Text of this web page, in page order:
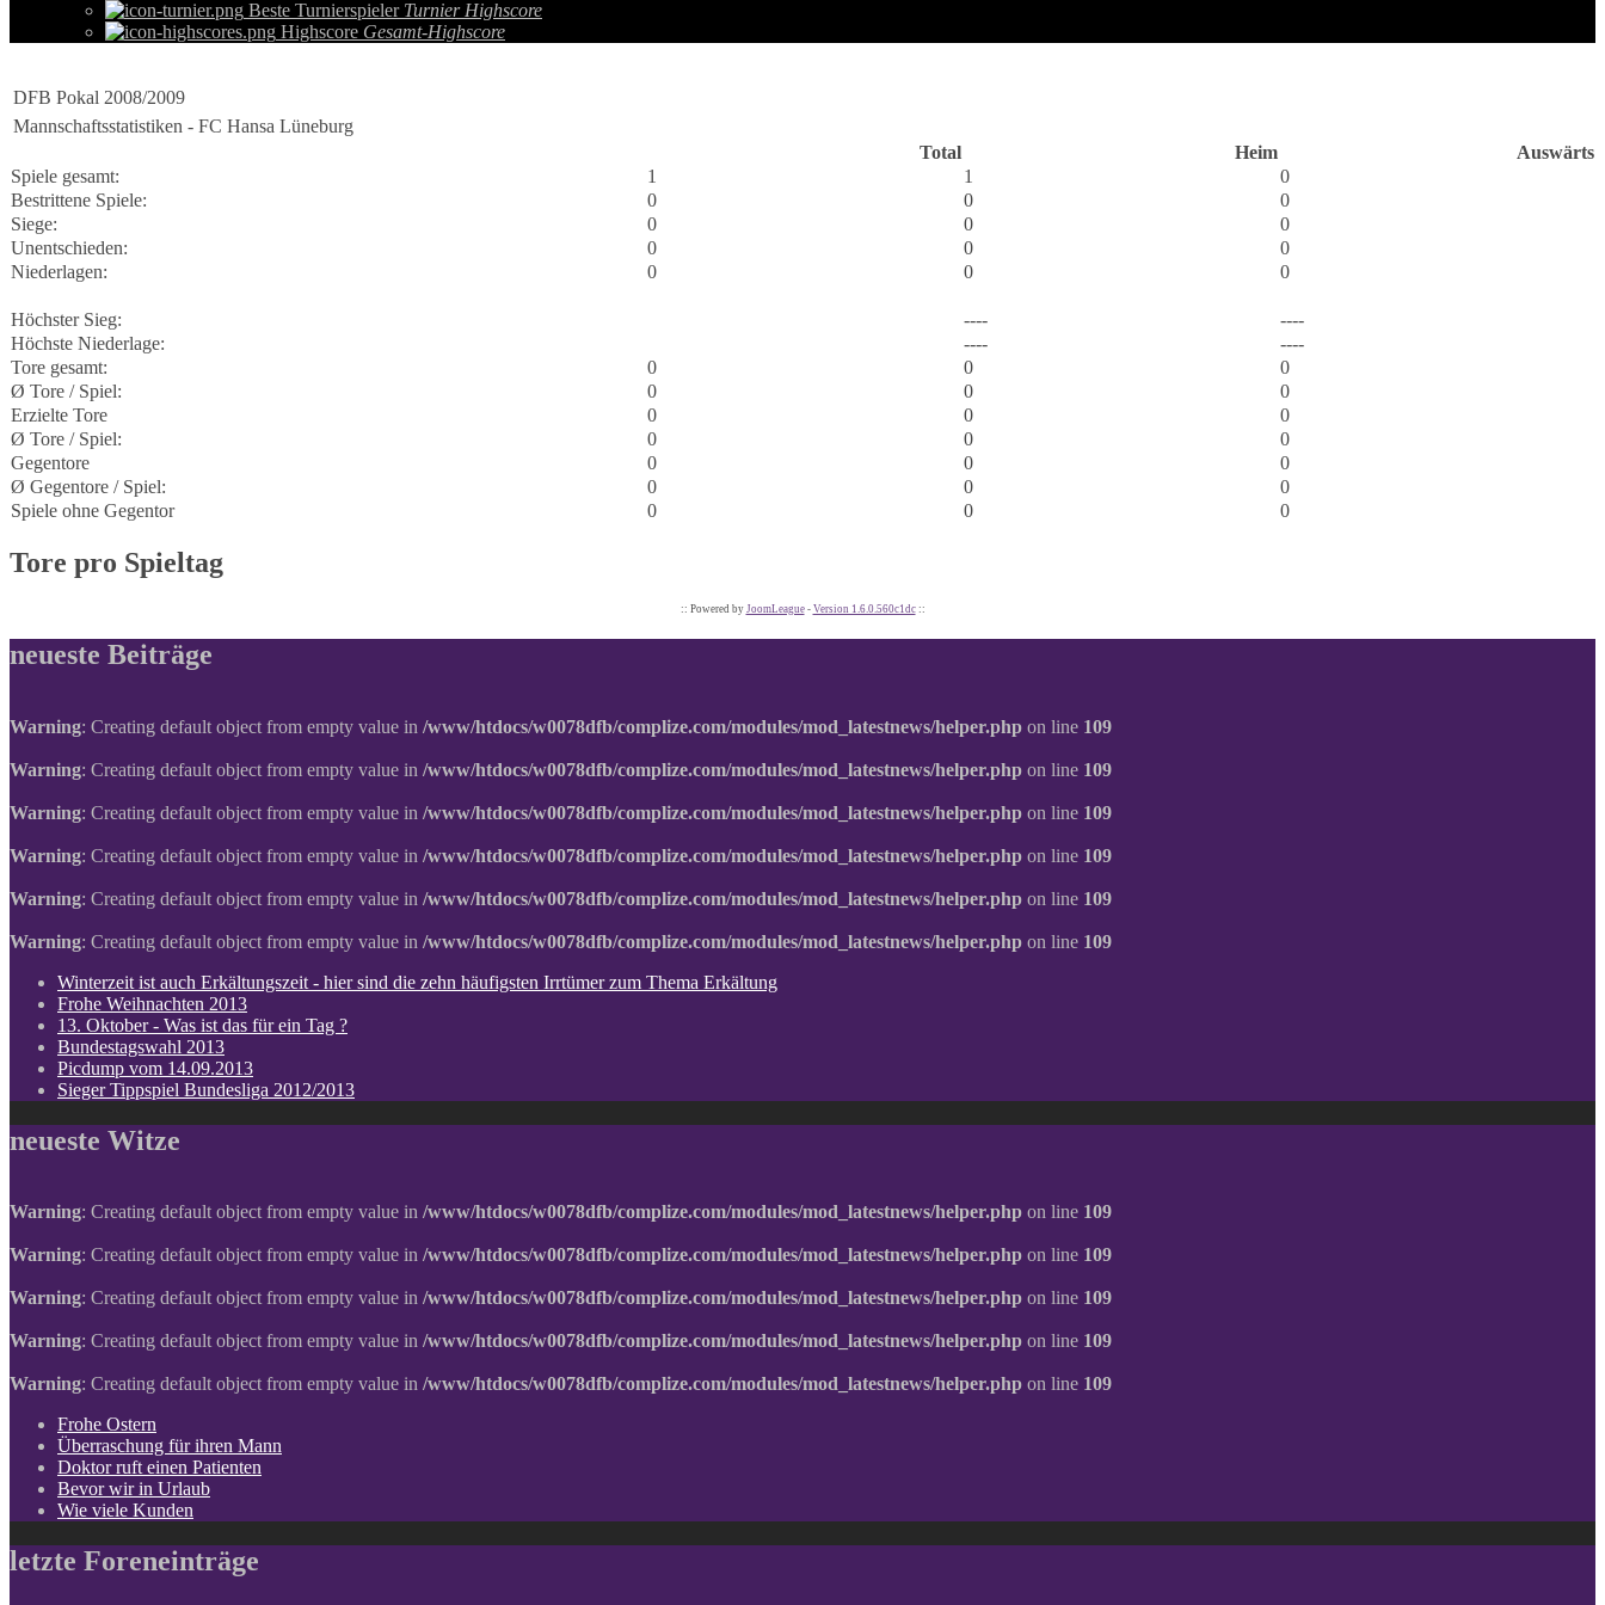
Beste Turnierspieler Turnier Highscore
Highscore Gesamt-Highscore
DFB Pokal 2008/2009
Mannschaftsstatistiken - FC Hansa Lüneburg
Total
Heim
Auswärts
Spiele gesamt:
1 1
0
Bestrittene Spiele:
0 0
0
Siege:
0 0
0
Unentschieden:
0 0
0
Niederlagen:
0 0 0
Höchster Sieg: ----
----
Höchste Niederlage:
----
----
Tore gesamt:
0 0
0
Ø Tore / Spiel:
0 0
0
Erzielte Tore
0 0
0
Ø Tore / Spiel:
0 0
0
Gegentore
0 0
0
Ø Gegentore / Spiel:
0 0
0
Spiele ohne Gegentor
0 0 0
Tore pro Spieltag
:: Powered by JoomLeague- Version 1.6.0.560c1dc::
neueste Beiträge
Warning: Creating default object from empty value in /www/htdocs/w0078dfb/complize.com/modules/mod_latestnews/helper.php on line 109
Warning: Creating default object from empty value in /www/htdocs/w0078dfb/complize.com/modules/mod_latestnews/helper.php on line 109
Warning: Creating default object from empty value in /www/htdocs/w0078dfb/complize.com/modules/mod_latestnews/helper.php on line 109
Warning: Creating default object from empty value in /www/htdocs/w0078dfb/complize.com/modules/mod_latestnews/helper.php on line 109
Warning: Creating default object from empty value in /www/htdocs/w0078dfb/complize.com/modules/mod_latestnews/helper.php on line 109
Warning: Creating default object from empty value in /www/htdocs/w0078dfb/complize.com/modules/mod_latestnews/helper.php on line 109
Winterzeit ist auch Erkältungszeit - hier sind die zehn häufigsten Irrtümer zum Thema Erkältung
Frohe Weihnachten 2013
13. Oktober - Was ist das für ein Tag ?
Bundestagswahl 2013
Picdump vom 14.09.2013
Sieger Tippspiel Bundesliga 2012/2013
neueste Witze
Warning: Creating default object from empty value in /www/htdocs/w0078dfb/complize.com/modules/mod_latestnews/helper.php on line 109
Warning: Creating default object from empty value in /www/htdocs/w0078dfb/complize.com/modules/mod_latestnews/helper.php on line 109
Warning: Creating default object from empty value in /www/htdocs/w0078dfb/complize.com/modules/mod_latestnews/helper.php on line 109
Warning: Creating default object from empty value in /www/htdocs/w0078dfb/complize.com/modules/mod_latestnews/helper.php on line 109
Warning: Creating default object from empty value in /www/htdocs/w0078dfb/complize.com/modules/mod_latestnews/helper.php on line 109
Frohe Ostern
Überraschung für ihren Mann
Doktor ruft einen Patienten
Bevor wir in Urlaub
Wie viele Kunden
letzte Foreneinträge